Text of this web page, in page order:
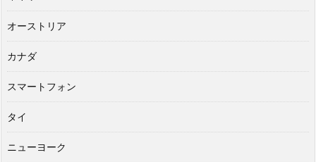
オーストリア
カナダ
スマートフォン
タイ
ニューヨーク